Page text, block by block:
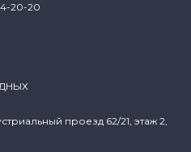
20-20
проезд 62/21, этаж 2,